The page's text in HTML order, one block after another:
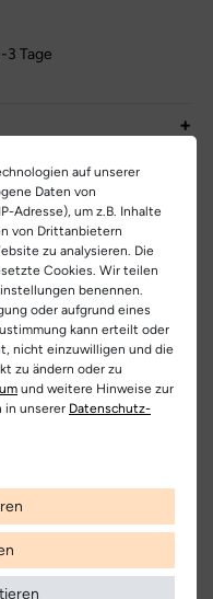
Tage
das Beste aus edlem
Leder verleiht
sondern sorgt auch für
dich ein weiches
sie den ganzen Tag
dir einen
Weg führt. Ob im Alltag
Schnürboot genießt du
Stil. Ein Must-Have für
und Design setzen!
4024-010
26640
236200007
Nubukleder
Leder | Frottee
grau
grau | mittelbraun
UK
4
4,5
5
Nur
verkaufen nur Origininalprodukte,
direkt vom Hersteller bezogen
auf unserer
Daten von
Adresse), um z.B. Inhalte
von Drittanbietern
zu analysieren. Die
Cookies. Wir teilen
benennen.
oder aufgrund eines
kann erteilt oder
nicht einzuwilligen und die
zu ändern oder zu
und weitere Hinweise zur
in unserer Daten­schutz­